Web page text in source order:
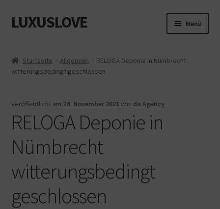
Zur
Navigation
Zum
Inhalt
LUXUSLOVE Menü
Cookie-Richtlinie (EU)
Datenschutz
Impressum
Kasse
Mein Konto
Shop
Startseite Allgemein
RELOGA Deponie in Nümbrecht
witterungsbedingt geschlossen
Veröffentlicht am 24. November 2021 von da Agency
RELOGA Deponie in
Nümbrecht
witterungsbedingt
geschlossen